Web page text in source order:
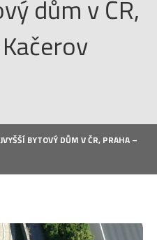
dům v ČR,
BYTOVÝ DŮM V ČR, PRAHA –